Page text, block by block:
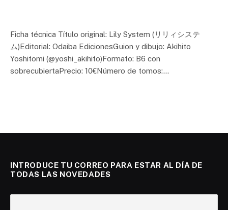
Ficha técnica Título original: Lily System (リリィシステ
ム)Editorial: Odaiba EdicionesGuion y dibujo: Akihito
Yoshitomi (@yoshi_akihito)Formato: B6 con
sobrecubiertaPrecio: 10€Número de tomos:…
INTRODUCE TU CORREO PARA ESTAR AL DÍA DE
TODAS LAS NOVEDADES